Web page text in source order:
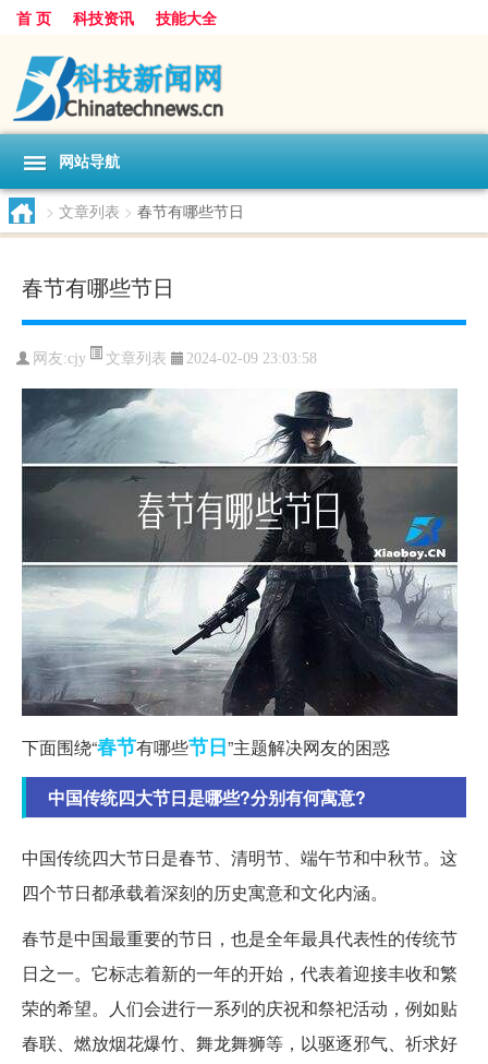
首 页 科技资讯 技能大全
网站导航
> 文章列表 > 春节有哪些节日
春节有哪些节日
网友:cjy 文章列表 2024-02-09 23:03:58
下面围绕“春节有哪些节日”主题解决网友的困惑
中国传统四大节日是哪些?分别有何寓意?
中国传统四大节日是春节、清明节、端午节和中秋节。这
四个节日都承载着深刻的历史寓意和文化内涵。
春节是中国最重要的节日，也是全年最具代表性的传统节
日之一。它标志着新的一年的开始，代表着迎接丰收和繁
荣的希望。人们会进行一系列的庆祝和祭祀活动，例如贴
春联、燃放烟花爆竹、舞龙舞狮等，以驱逐邪气、祈求好